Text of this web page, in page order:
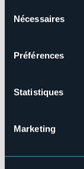
manière de les
Nécessaires
Préférences
Statistiques
Marketing
https://